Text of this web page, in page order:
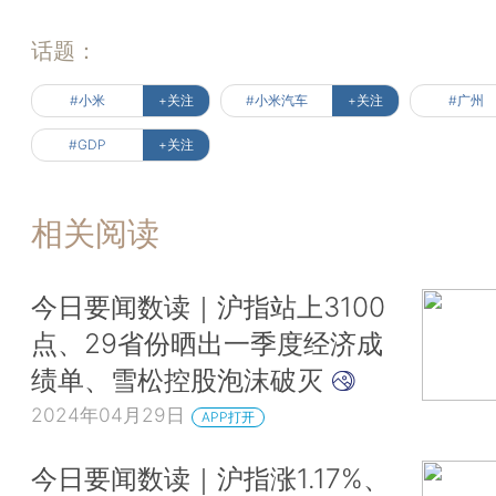
话题：
#小米 +关注 #小米汽车 +关注 #广州
#GDP +关注
相关阅读
今日要闻数读｜沪指站上3100
点、29省份晒出一季度经济成
绩单、雪松控股泡沫破灭
2024年04月29日 APP打开
今日要闻数读｜沪指涨1.17%、